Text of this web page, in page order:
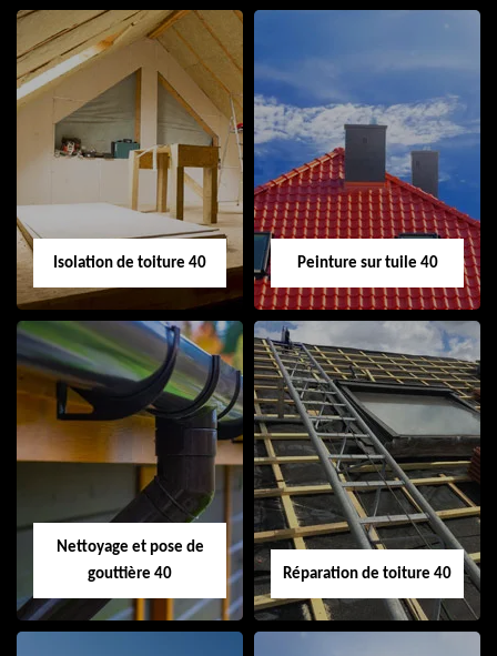
Urgence fuite de
toiture 40
Nettoyage
demoussage
toiture 40
Isolation de toiture 40
Isolation de toiture
40
Peinture sur tuile 40
Peinture sur tuile
40
Nettoyage et pose de
gouttière 40
Réparation de toiture 40